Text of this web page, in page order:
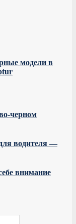
модели в
черном
водителя —
внимание